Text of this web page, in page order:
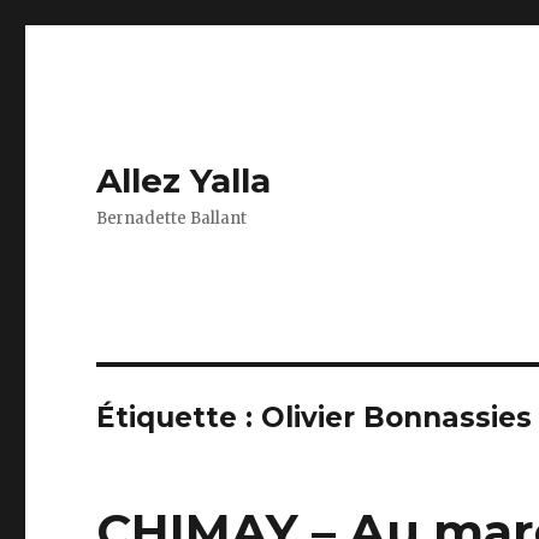
Allez Yalla
Bernadette Ballant
Étiquette : Olivier Bonnassies